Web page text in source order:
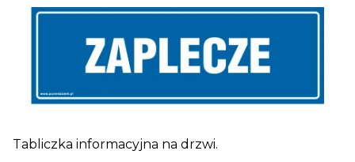
Tabliczka informacyjna na drzwi.